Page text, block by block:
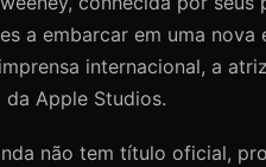
a embarcar em uma
internacional, a
Apple Studios.
não tem título oficial,